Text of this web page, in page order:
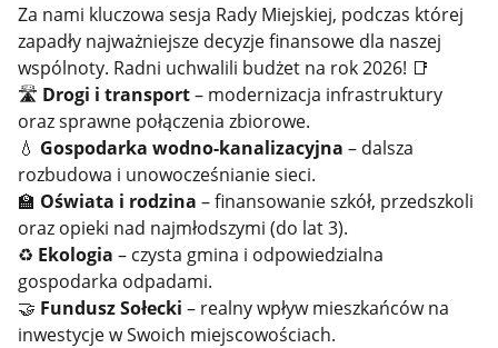
Za nami kluczowa sesja Rady Miejskiej, podczas której
zapadły najważniejsze decyzje finansowe dla naszej
wspólnoty. Radni uchwalili budżet na rok 2026! 📑
🛣️ Drogi i transport– modernizacja infrastruktury
oraz sprawne połączenia zbiorowe.
💧 Gospodarka wodno-kanalizacyjna – dalsza
rozbudowa i unowocześnianie sieci.
🏫 Oświata i rodzina – finansowanie szkół, przedszkoli
oraz opieki nad najmłodszymi (do lat 3).
♻️ Ekologia – czysta gmina i odpowiedzialna
gospodarka odpadami.
🤝 Fundusz Sołecki – realny wpływ mieszkańców na
inwestycje w Swoich miejscowościach.